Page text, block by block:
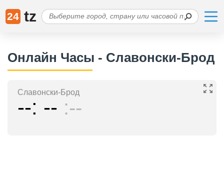
24 tz
Онлайн Часы - Славонски-Брод
Славонски-Брод
-- -- --